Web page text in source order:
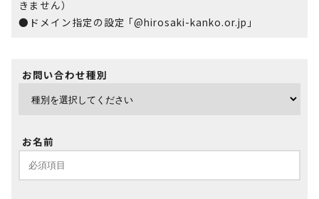
きません）
●ドメイン指定の設定 ｢@hirosaki-kanko.or.jp｣
お問い合わせ種別
お名前